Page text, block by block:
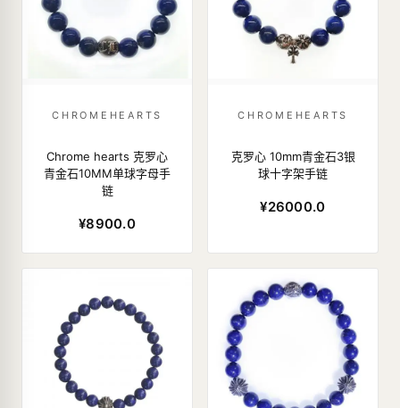
CHROMEHEARTS
Chrome hearts 克罗心
青金石10MM单球字母手
链
¥8900.0
CHROMEHEARTS
克罗心 10mm青金石3银
球十字架手链
¥26000.0